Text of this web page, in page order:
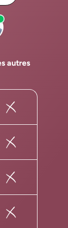
autres